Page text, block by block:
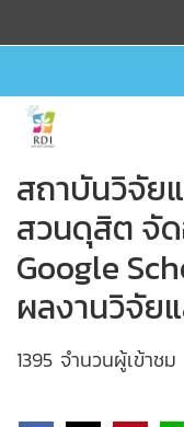
สถาบันวิจัย
สวนดุสิต จั
Google
ผลงานวิจัย
1395 จำนวนผู้เข้าชม